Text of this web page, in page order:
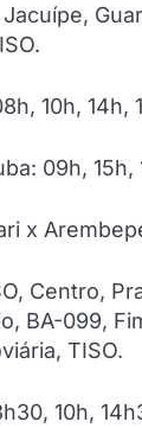
10h, 14h,
09h, 15h,
x
Centro,
BA-099,
TISO.
10h,